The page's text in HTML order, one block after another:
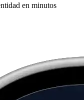
en minutos